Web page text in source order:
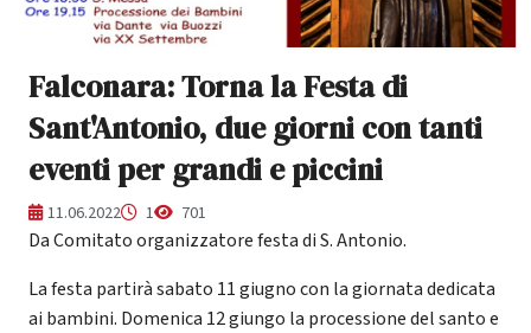
Falconara: Torna la Festa di
Sant'Antonio, due giorni con tanti
eventi per grandi e piccini
11.06.2022 1 701
Da Comitato organizzatore festa di S. Antonio.
La festa partirà sabato 11 giugno con la giornata dedicata
ai bambini. Domenica 12 giungo la processione del santo e